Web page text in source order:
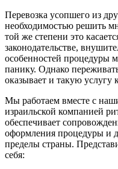
Перевозка усопшего из
необходимостью решить
той же степени это
законодательстве,
особенностей процедуры
панику. Однако
оказывает и такую услугу
Мы работаем вместе с
израильской компанией
обеспечивает
оформления процедуры и
пределы страны.
себя: